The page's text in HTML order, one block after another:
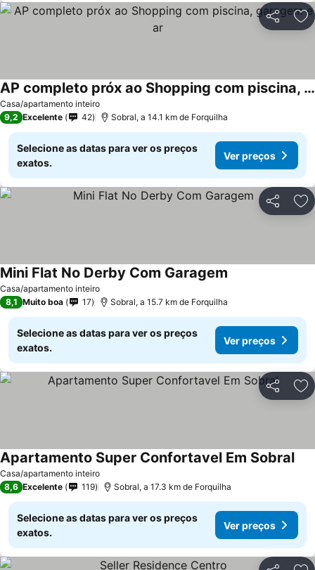
Partilhar
Casa/apartamento inteiro
AP completo próx ao Shopping com piscina, garagem e ar
Ver preços
9,2 Excelente 42 Sobral, a 14.1 km de Forquilha
Selecione as datas para ver os preços
exatos.
Ver preços
Partilhar
Casa/apartamento inteiro
Mini Flat No Derby Com Garagem
8,1 Muito boa 17 Sobral, a 15.7 km de Forquilha
Selecione as datas para ver os preços
exatos.
Ver preços
Partilhar
Casa/apartamento inteiro
Apartamento Super Confortavel Em Sobral
8,6 Excelente 119 Sobral, a 17.3 km de Forquilha
Selecione as datas para ver os preços
exatos.
Ver preços